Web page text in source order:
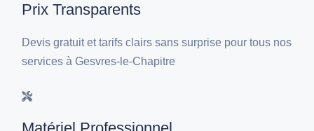
Prix Transparents
Devis gratuit et tarifs clairs sans surprise pour tous nos
services à Gesvres-le-Chapitre